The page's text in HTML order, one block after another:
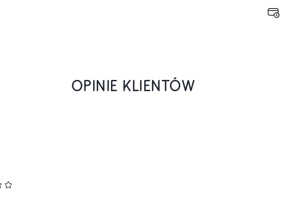
OPINIE KLIENTÓW